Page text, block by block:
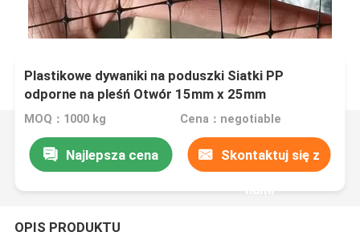
Plastikowe dywaniki na poduszki Siatki PP
odporne na pleśń Otwór 15mm x 25mm
MOQ：1000 kg Cena：negotiable
Najlepsza cena Skontaktuj się z
nami
OPIS PRODUKTU